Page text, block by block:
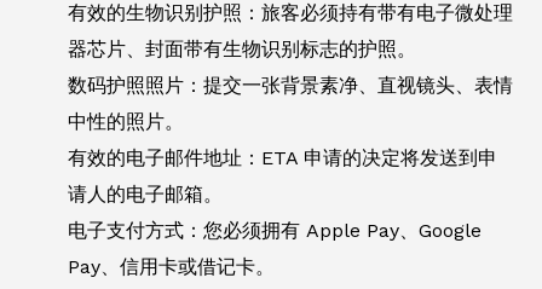
有效的生物识别护照：旅客必须持有带有电子微处理
器芯片、封面带有生物识别标志的护照。
数码护照照片：提交一张背景素净、直视镜头、表情
中性的照片。
有效的电子邮件地址：ETA 申请的决定将发送到申
请人的电子邮箱。
电子支付方式：您必须拥有 Apple Pay、Google
Pay、信用卡或借记卡。